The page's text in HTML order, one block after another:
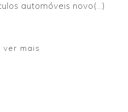
automóveis novo(...)
ver mais